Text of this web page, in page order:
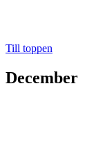
Till toppen
December